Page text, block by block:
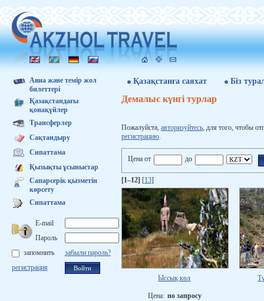
Қазақстанға саяхат Бiз
Авиа және темір жол
билеттері
Қазақстандағы
қонақүйлер
Трансферлер
Сақтандыру
Сипаттама
Қызықты ұсыныстар
Сапарсерік қызметін
көрсету
Сипаттама
E-mail
Пароль
забыли пароль?
запомнить
регистрация
Демалыс күнгі турлар
Пожалуйста, авторизуйтесь, для того, чтобы
регистрацию.
Цена от до
[1–12] [13]
Ыссық көл
Цена: по запросу